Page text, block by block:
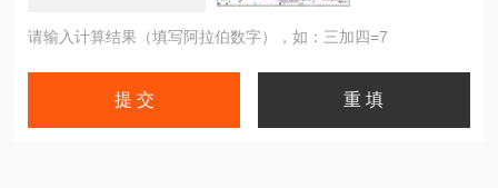
请输入计算结果（填写阿拉伯数字），如：三加四=7